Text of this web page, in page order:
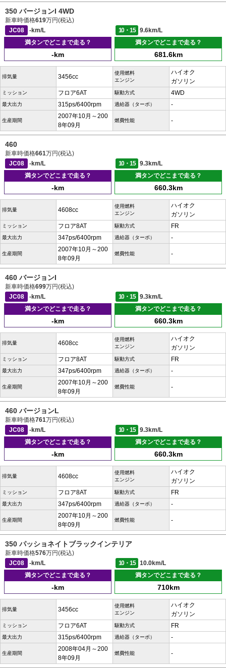
350 バージョンI 4WD
新車時価格619万円(税込)
JC08
-km/L 10・15
9.6km/L
満タンでどこまで走る？
-km
満タンでどこまで走る？
681.6km
排気量 3456cc
使用燃料
エンジン
ハイオク
ガソリン
ミッション フロア6AT 駆動方式 4WD
最大出力 315ps/6400rpm 過給器（ターボ） -
生産期間
2007年10月～200
8年09月
燃費性能 -
460
新車時価格661万円(税込)
JC08
-km/L 10・15
9.3km/L
満タンでどこまで走る？
-km
満タンでどこまで走る？
660.3km
排気量 4608cc
使用燃料
エンジン
ハイオク
ガソリン
ミッション フロア8AT 駆動方式 FR
最大出力 347ps/6400rpm 過給器（ターボ） -
生産期間
2007年10月～200
8年09月
燃費性能 -
460 バージョンI
新車時価格699万円(税込)
JC08
-km/L 10・15
9.3km/L
満タンでどこまで走る？
-km
満タンでどこまで走る？
660.3km
排気量 4608cc
使用燃料
エンジン
ハイオク
ガソリン
ミッション フロア8AT 駆動方式 FR
最大出力 347ps/6400rpm 過給器（ターボ） -
生産期間
2007年10月～200
8年09月
燃費性能 -
460 バージョンL
新車時価格761万円(税込)
JC08
-km/L 10・15
9.3km/L
満タンでどこまで走る？
-km
満タンでどこまで走る？
660.3km
排気量 4608cc
使用燃料
エンジン
ハイオク
ガソリン
ミッション フロア8AT 駆動方式 FR
最大出力 347ps/6400rpm 過給器（ターボ） -
生産期間
2007年10月～200
8年09月
燃費性能 -
350 パッショネイトブラックインテリア
新車時価格576万円(税込)
JC08
-km/L 10・15
10.0km/L
満タンでどこまで走る？
-km
満タンでどこまで走る？
710km
排気量 3456cc
使用燃料
エンジン
ハイオク
ガソリン
ミッション フロア6AT 駆動方式 FR
最大出力 315ps/6400rpm 過給器（ターボ） -
生産期間
2008年04月～200
8年09月
燃費性能 -